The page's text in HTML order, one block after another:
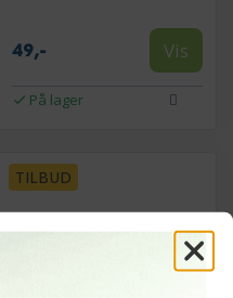
49,- Vis
På lager
TILBUD